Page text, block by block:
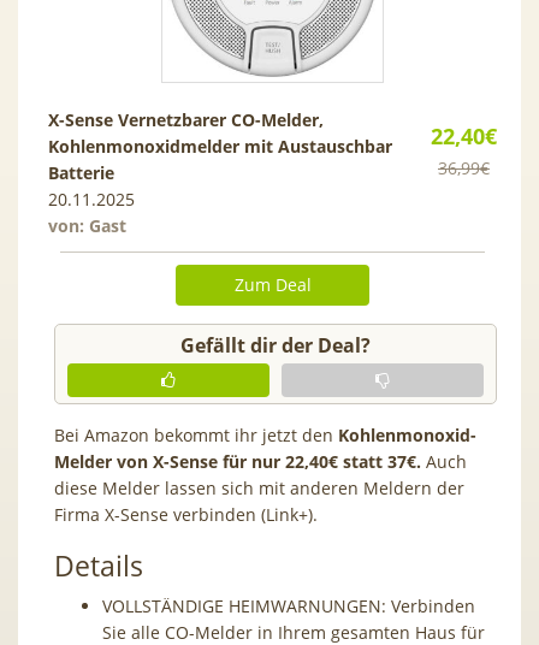
22,40€
36,99€
X-Sense Vernetzbarer CO-Melder,
Kohlenmonoxidmelder mit Austauschbar
Batterie
20.11.2025
von: Gast
Zum Deal
Gefällt dir der Deal?
Bei Amazon bekommt ihr jetzt den Kohlenmonoxid-
Melder von X-Sense für nur 22,40€ statt 37€. Auch
diese Melder lassen sich mit anderen Meldern der
Firma X-Sense verbinden (Link+).
Details
VOLLSTÄNDIGE HEIMWARNUNGEN: Verbinden
Sie alle CO-Melder in Ihrem gesamten Haus für